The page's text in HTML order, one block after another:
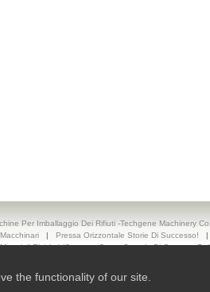
Per Imballaggio Dei Rifiuti -Techgene Machinery
| Pressa Orizzontale Storie Di Successo!
Riciclati (cartone, Carta, Scatole Di Cartone,
the functionality of our site.